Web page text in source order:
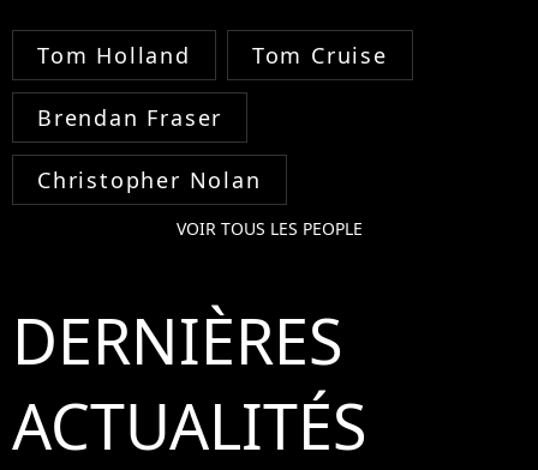
Tom Holland Tom Cruise
Brendan Fraser
Christopher Nolan
VOIR TOUS LES PEOPLE
DERNIÈRES
ACTUALITÉS